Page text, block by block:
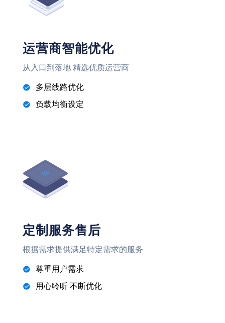
运营商智能优化
从入口到落地 精选优质运营商
多层线路优化
负载均衡设定
定制服务售后
根据需求提供满足特定需求的服务
尊重用户需求
用心聆听 不断优化